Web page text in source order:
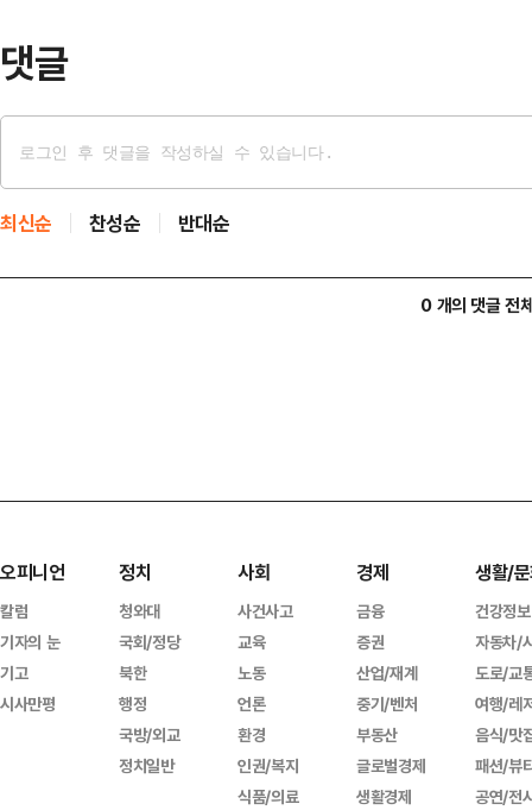
댓글
최신순 찬성순 반대순
0 개의 댓글 전
오피니언
칼럼
기자의 눈
기고
시사만평
정치
청와대
국회/정당
북한
행정
국방/외교
정치일반
사회
사건사고
교육
노동
언론
환경
인권/복지
식품/의료
경제
금융
증권
산업/재계
중기/벤처
부동산
글로벌경제
생활경제
생활/
건강정보
자동차/
도로/교
여행/레
음식/맛
패션/뷰
공연/전